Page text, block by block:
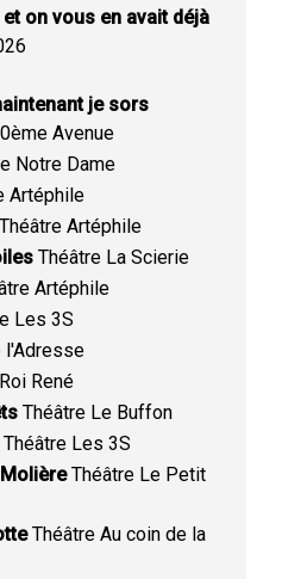
on vous en avait déjà
je sors
Avenue
Notre Dame
Artéphile
Artéphile
Théâtre La Scierie
Artéphile
Les 3S
l'Adresse
René
Théâtre Le Buffon
Théâtre Les 3S
Théâtre Le Petit
Théâtre Au coin de la